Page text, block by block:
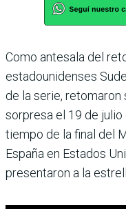
Como antesala del
estadounidenses
de la serie, retomaron
sorpresa el 19 de
tiempo de la final del
España en Estados
presentaron a la